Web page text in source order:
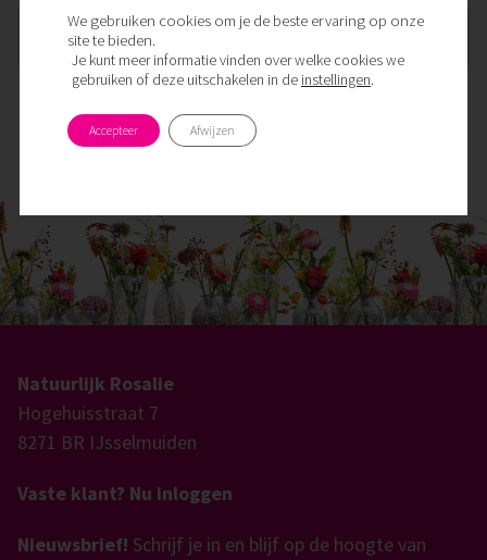
postcode checken
Natuurlijk Rosalie
Hogehuisstraat 7
8271 BR IJsselmuiden
Vaste klant? Nu inloggen
Nieuwsbrief! Schrijf je in en blijf op de hoogte van
We gebruiken cookies om je de beste ervaring op onze
site te bieden.
Je kunt meer informatie vinden over welke cookies we
gebruiken of deze uitschakelen in de instellingen.
Accepteer Afwijzen